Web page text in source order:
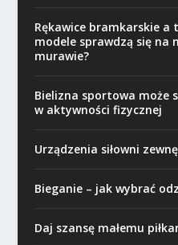
Rękawice bramkarskie a
modele sprawdzą się na
murawie?
Bielizna sportowa może
w aktywności fizycznej
Urządzenia siłowni
Bieganie – jak wybrać
Daj szansę małemu